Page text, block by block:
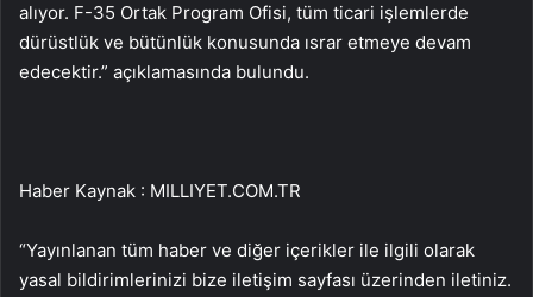
alıyor. F-35 Ortak Program Ofisi, tüm ticari işlemlerde
dürüstlük ve bütünlük konusunda ısrar etmeye devam
edecektir.” açıklamasında bulundu.
Haber Kaynak : MILLIYET.COM.TR
“Yayınlanan tüm haber ve diğer içerikler ile ilgili olarak
yasal bildirimlerinizi bize iletişim sayfası üzerinden iletiniz.